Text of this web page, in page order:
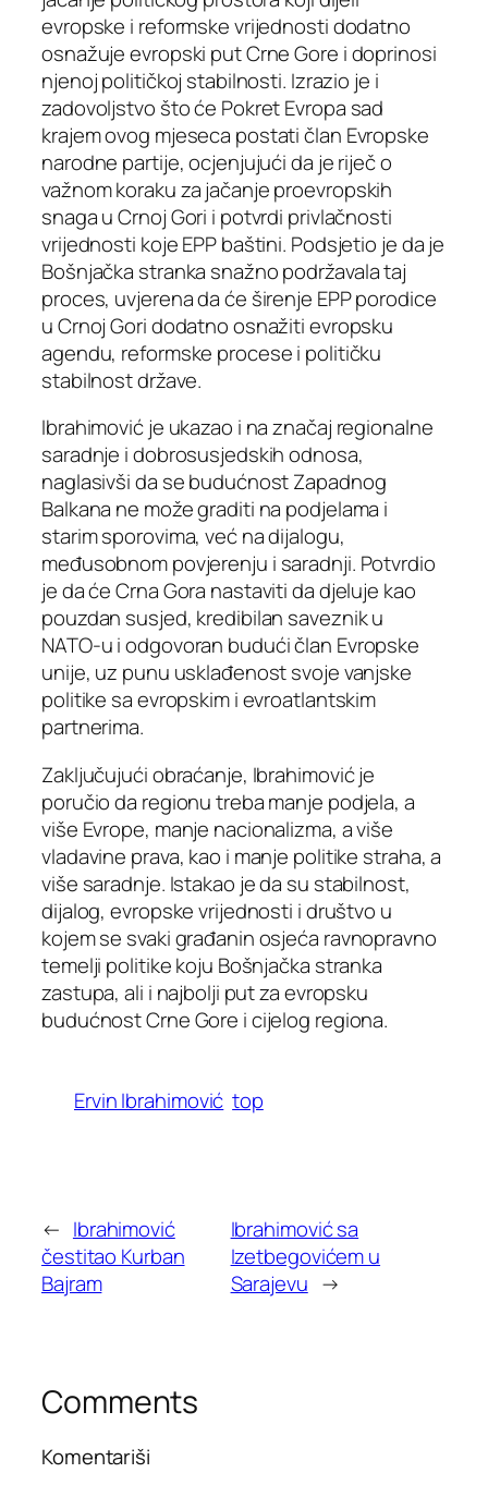
evropske i reformske vrijednosti dodatno
osnažuje evropski put Crne Gore i doprinosi
njenoj političkoj stabilnosti. Izrazio je i
zadovoljstvo što će Pokret Evropa sad
krajem ovog mjeseca postati član Evropske
narodne partije, ocjenjujući da je riječ o
važnom koraku za jačanje proevropskih
snaga u Crnoj Gori i potvrdi privlačnosti
vrijednosti koje EPP baštini. Podsjetio je da je
Bošnjačka stranka snažno podržavala taj
proces, uvjerena da će širenje EPP porodice
u Crnoj Gori dodatno osnažiti evropsku
agendu, reformske procese i političku
stabilnost države.
Ibrahimović je ukazao i na značaj regionalne
saradnje i dobrosusjedskih odnosa,
naglasivši da se budućnost Zapadnog
Balkana ne može graditi na podjelama i
starim sporovima, već na dijalogu,
međusobnom povjerenju i saradnji. Potvrdio
je da će Crna Gora nastaviti da djeluje kao
pouzdan susjed, kredibilan saveznik u
NATO-u i odgovoran budući član Evropske
unije, uz punu usklađenost svoje vanjske
politike sa evropskim i evroatlantskim
partnerima.
Zaključujući obraćanje, Ibrahimović je
poručio da regionu treba manje podjela, a
više Evrope, manje nacionalizma, a više
vladavine prava, kao i manje politike straha, a
više saradnje. Istakao je da su stabilnost,
dijalog, evropske vrijednosti i društvo u
kojem se svaki građanin osjeća ravnopravno
temelji politike koju Bošnjačka stranka
zastupa, ali i najbolji put za evropsku
budućnost Crne Gore i cijelog regiona.
Ervin Ibrahimović top
← Ibrahimović
čestitao Kurban
Bajram
Ibrahimović sa
Izetbegovićem u
Sarajevu →
Comments
Komentariši